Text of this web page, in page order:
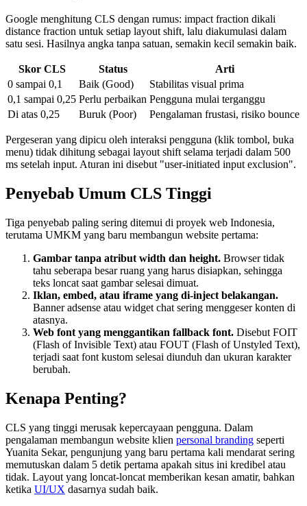
Google menghitung CLS dengan rumus: impact fraction dikali
distance fraction untuk setiap layout shift, lalu diakumulasi dalam
satu sesi. Hasilnya angka tanpa satuan, semakin kecil semakin baik.
Skor CLS Status
Arti
0 sampai 0,1
Baik (Good)
Stabilitas visual prima
0,1 sampai 0,25 Perlu perbaikan Pengguna mulai terganggu
Di atas 0,25
Buruk (Poor) Pengalaman frustasi, risiko bounce
Pergeseran yang dipicu oleh interaksi pengguna (klik tombol, buka
menu) tidak dihitung sebagai layout shift selama terjadi dalam 500
ms setelah input. Aturan ini disebut "user-initiated input exclusion".
Penyebab Umum CLS Tinggi
Tiga penyebab paling sering ditemui di proyek web Indonesia,
terutama UMKM yang baru membangun website pertama:
Gambar tanpa atribut width dan height. Browser tidak
tahu seberapa besar ruang yang harus disiapkan, sehingga
teks loncat saat gambar selesai dimuat.
Iklan, embed, atau iframe yang di-inject belakangan.
Banner adsense atau widget chat sering menggeser konten di
atasnya.
Web font yang menggantikan fallback font. Disebut FOIT
(Flash of Invisible Text) atau FOUT (Flash of Unstyled Text),
terjadi saat font kustom selesai diunduh dan ukuran karakter
berubah.
Kenapa Penting?
CLS yang tinggi merusak kepercayaan pengguna. Dalam
pengalaman membangun website klien personal branding seperti
Yuanita Sekar, pengunjung yang baru pertama kali mendarat sering
memutuskan dalam 5 detik pertama apakah situs ini kredibel atau
tidak. Layout yang loncat-loncat memberikan kesan amatir, bahkan
ketika UI/UX dasarnya sudah baik.